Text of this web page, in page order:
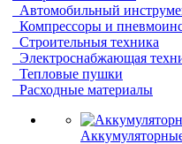
Автомобильный
Компрессоры и
Строительныя техника
Электроснабжающая
Тепловые пушки
Расходные материалы